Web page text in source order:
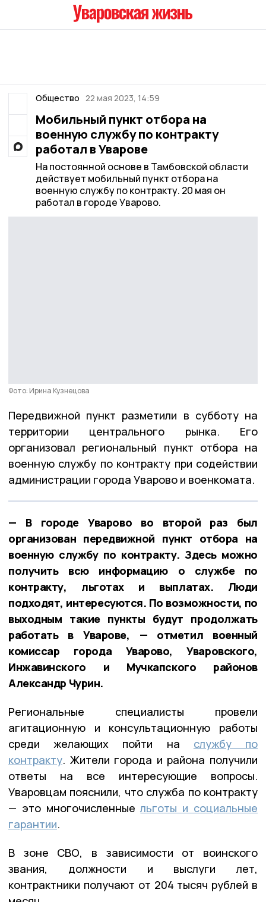
Общество 22 мая 2023, 14:59
Мобильный пункт отбора на
военную службу по контракту
работал в Уварове
На постоянной основе в Тамбовской области
действует мобильный пункт отбора на
военную службу по контракту. 20 мая он
работал в городе Уварово.
Фото: Ирина Кузнецова
Передвижной пункт разметили в субботу на
территории центрального рынка. Его
организовал региональный пункт отбора на
военную службу по контракту при содействии
администрации города Уварово и военкомата.
— В городе Уварово во второй раз был
организован передвижной пункт отбора на
военную службу по контракту. Здесь можно
получить всю информацию о службе по
контракту, льготах и выплатах. Люди
подходят, интересуются. По возможности, по
выходным такие пункты будут продолжать
работать в Уварове, — отметил военный
комиссар города Уварово, Уваровского,
Инжавинского и Мучкапского районов
Александр Чурин.
Региональные специалисты провели
агитационную и консультационную работы
среди желающих пойти на службу по
контракту. Жители города и района получили
ответы на все интересующие вопросы.
Уваровцам пояснили, что служба по контракту
— это многочисленныельготы и социальные
гарантии.
В зоне СВО, в зависимости от воинского
звания, должности и выслуги лет,
контрактники получают от 204 тысяч рублей в